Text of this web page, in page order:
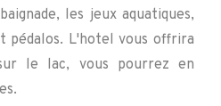
les jeux aquatiques,
pédalos. L'hotel vous offrira
le lac, vous pourrez en